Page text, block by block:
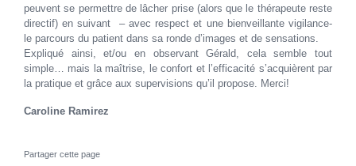
peuvent se permettre de lâcher prise (alors que le thérapeute reste
directif) en suivant – avec respect et une bienveillante vigilance-
le parcours du patient dans sa ronde d’images et de sensations.
Expliqué ainsi, et/ou en observant Gérald, cela semble tout
simple… mais la maîtrise, le confort et l’efficacité s’acquièrent par
la pratique et grâce aux supervisions qu’il propose. Merci!
Caroline Ramirez
Partager cette page